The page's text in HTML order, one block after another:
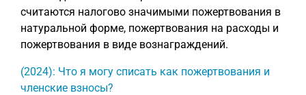
считаются налогово значимыми пожертвования в
натуральной форме, пожертвования на расходы и
пожертвования в виде вознаграждений.
(2024): Что я могу списать как пожертвования и
членские взносы?